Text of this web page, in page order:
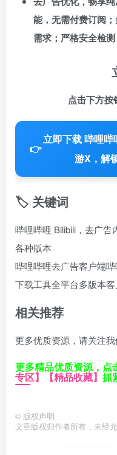
能，无需付费订阅
需求；严格安全检
点击下方按
👉
立即下载 哔哩
游X，解
🏷️ 关键词
哔哩哔哩 Bilibili，去广
各种版本
哔哩哔哩去广告客户端
下载工具全平台多版本
相关推荐
更多优质资源，请关注
更多精品优质资源，点
专区】 【精品收藏】 抓
© 版权声明
文章版权归作者所有，未经允